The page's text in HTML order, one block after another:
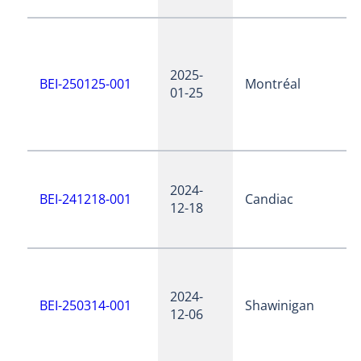
BEI-250125-001
2025-
01-25
Montréal
BEI-241218-001
2024-
12-18
Candiac
BEI-250314-001
2024-
12-06
Shawinigan